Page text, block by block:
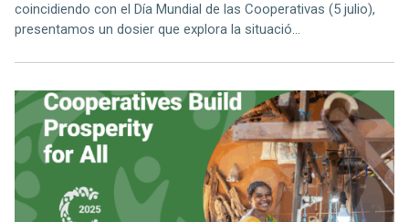
coincidiendo con el Día Mundial de las Cooperativas (5 julio),
presentamos un dosier que explora la situació...